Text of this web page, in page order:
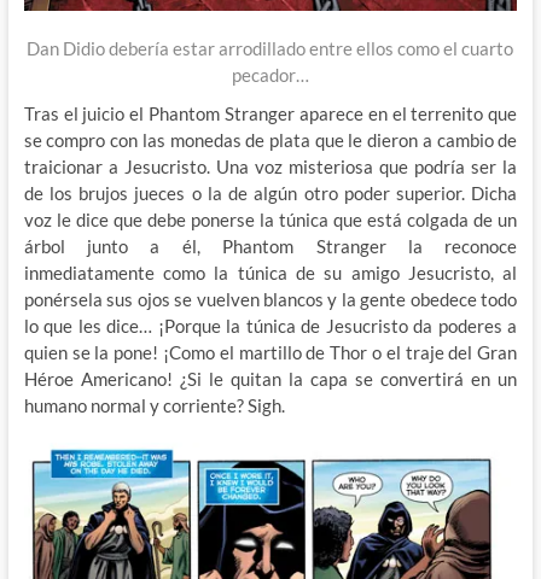
Dan Didio debería estar arrodillado entre ellos como el cuarto
pecador…
Tras el juicio el Phantom Stranger aparece en el terrenito que
se compro con las monedas de plata que le dieron a cambio de
traicionar a Jesucristo. Una voz misteriosa que podría ser la
de los brujos jueces o la de algún otro poder superior. Dicha
voz le dice que debe ponerse la túnica que está colgada de un
árbol junto a él, Phantom Stranger la reconoce
inmediatamente como la túnica de su amigo Jesucristo, al
ponérsela sus ojos se vuelven blancos y la gente obedece todo
lo que les dice… ¡Porque la túnica de Jesucristo da poderes a
quien se la pone! ¡Como el martillo de Thor o el traje del Gran
Héroe Americano! ¿Si le quitan la capa se convertirá en un
humano normal y corriente? Sigh.